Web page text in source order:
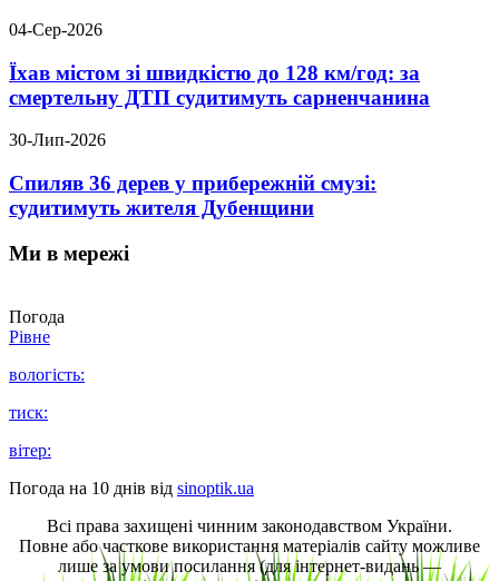
04-Сер-2026
Їхав містом зі швидкістю до 128 км/год: за
смертельну ДТП судитимуть сарненчанина
30-Лип-2026
Спиляв 36 дерев у прибережній смузі:
судитимуть жителя Дубенщини
Ми в мережі
Погода
Рівне
вологість:
тиск:
вітер:
Погода на 10 днів від sinoptik.ua
Всі права захищені чинним законодавством України.
Повне або часткове використання матеріалів сайту можливе
лише за умови посилання (для інтернет-видань —